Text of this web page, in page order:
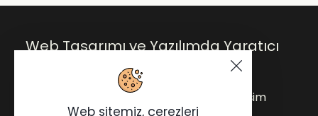
Web Tasarımı ve Yazılımda Yaratıcı
Çözümler.
Blog İletişim
Web sitemiz, çerezleri